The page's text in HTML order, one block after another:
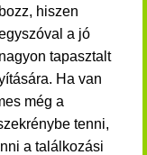
hiszen
a jó
tapasztalt
Ha van
még a
tenni,
a találkozási